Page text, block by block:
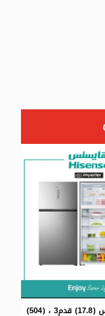
تلفزيون هايسنس 75 بوصة، ذكي،